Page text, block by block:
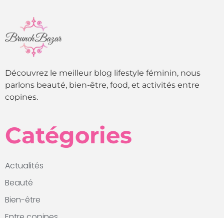
Découvrez le meilleur blog lifestyle féminin, nous
parlons beauté, bien-être, food, et activités entre
copines.
Catégories
Actualités
Beauté
Bien-être